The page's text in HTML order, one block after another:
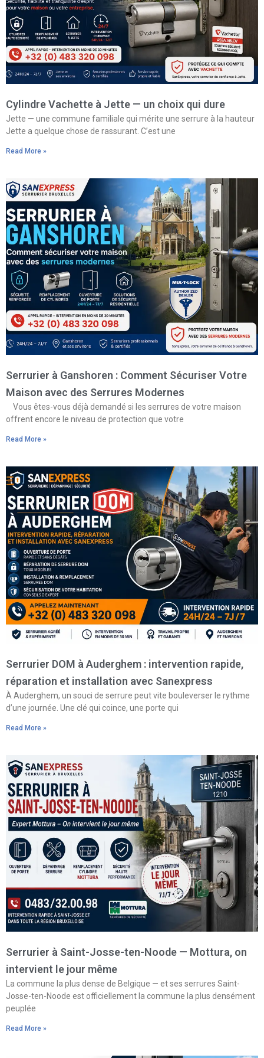
Cylindre Vachette à Jette — un choix qui dure
Jette — une commune familiale qui mérite une serrure à la hauteur
Jette a quelque chose de rassurant. C’est une
Read More »
Serrurier à Ganshoren : Comment Sécuriser Votre
Maison avec des Serrures Modernes
Vous êtes-vous déjà demandé si les serrures de votre maison
offrent encore le niveau de protection que votre
Read More »
Serrurier DOM à Auderghem : intervention rapide,
réparation et installation avec Sanexpress
À Auderghem, un souci de serrure peut vite bouleverser le rythme
d’une journée. Une clé qui coince, une porte qui
Read More »
Serrurier à Saint-Josse-ten-Noode — Mottura, on
intervient le jour même
La commune la plus dense de Belgique — et ses serrures Saint-
Josse-ten-Noode est officiellement la commune la plus densément
peuplée
Read More »